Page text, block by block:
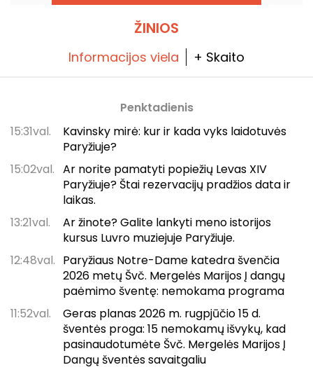
ŽINIOS
Informacijos viela + Skaito
Penktadienis
15:31val.
Kavinsky mirė: kur ir kada vyks laidotuvės
Paryžiuje?
15:02val. Ar norite pamatyti popiežių Levas XIV
Paryžiuje? Štai rezervacijų pradžios data ir
laikas.
13:21val.
Ar žinote? Galite lankyti meno istorijos
kursus Luvro muziejuje Paryžiuje.
12:48val. Paryžiaus Notre-Dame katedra švenčia
2026 metų Švč. Mergelės Marijos Į dangų
paėmimo šventę: nemokama programa
11:52val.
Geras planas 2026 m. rugpjūčio 15 d.
šventės proga: 15 nemokamų išvykų, kad
pasinaudotumėte Švč. Mergelės Marijos Į
Dangų šventės savaitgaliu